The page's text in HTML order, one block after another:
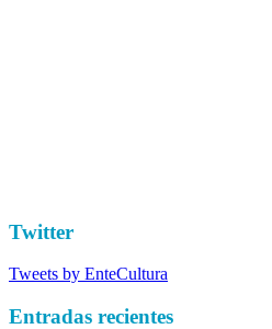
Twitter
Tweets by EnteCultura
Entradas recientes